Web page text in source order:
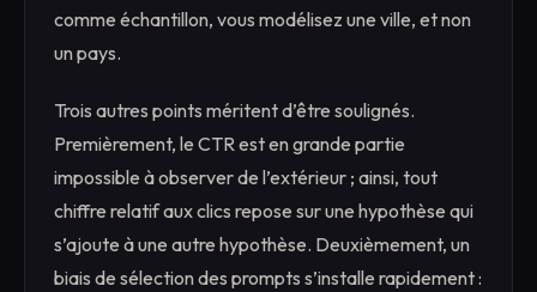
comme échantillon, vous modélisez une ville, et non
un pays.
Trois autres points méritent d’être soulignés.
Premièrement, le CTR est en grande partie
impossible à observer de l’extérieur ; ainsi, tout
chiffre relatif aux clics repose sur une hypothèse qui
s’ajoute à une autre hypothèse. Deuxièmement, un
biais de sélection des prompts s’installe rapidement :